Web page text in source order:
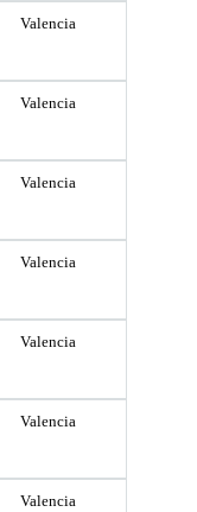
Valencia
Valencia
Valencia
Valencia
Valencia
Valencia
Valencia